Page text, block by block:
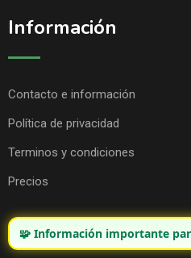
Información
Contacto e información
Política de privacidad
Terminos y condiciones
Precios
🧩 Información importante